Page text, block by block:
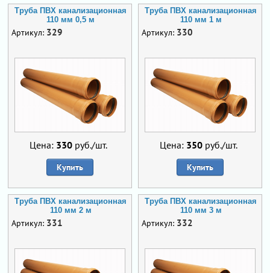
Труба ПВХ канализационная
110 мм 0,5 м
Артикул: 329
Цена: 330 руб./шт.
Купить
Труба ПВХ канализационная
110 мм 1 м
Артикул: 330
Цена: 350 руб./шт.
Купить
Труба ПВХ канализационная
110 мм 2 м
Артикул: 331
Труба ПВХ канализационная
110 мм 3 м
Артикул: 332